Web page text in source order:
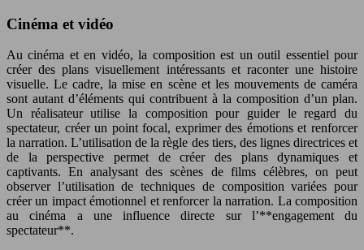
Cinéma et vidéo
Au cinéma et en vidéo, la composition est un outil essentiel pour
créer des plans visuellement intéressants et raconter une histoire
visuelle. Le cadre, la mise en scène et les mouvements de caméra
sont autant d’éléments qui contribuent à la composition d’un plan.
Un réalisateur utilise la composition pour guider le regard du
spectateur, créer un point focal, exprimer des émotions et renforcer
la narration. L’utilisation de la règle des tiers, des lignes directrices et
de la perspective permet de créer des plans dynamiques et
captivants. En analysant des scènes de films célèbres, on peut
observer l’utilisation de techniques de composition variées pour
créer un impact émotionnel et renforcer la narration. La composition
au cinéma a une influence directe sur l’**engagement du
spectateur**.